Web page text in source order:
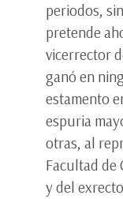
periodos,
pretende
vicerrector
ganó en
estamento
espuria
otras, al
Facultad de
y del